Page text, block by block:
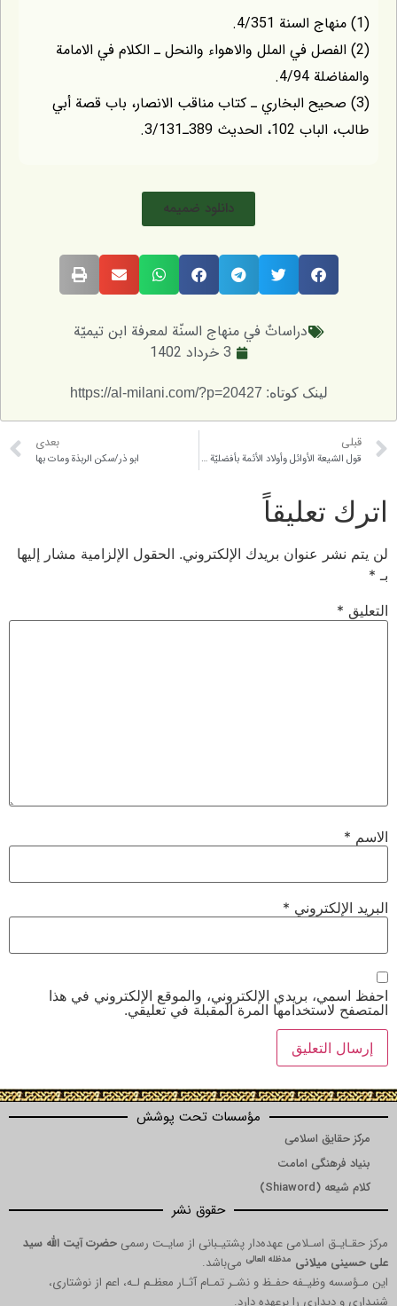
(1) منهاج السنة 4/351.
(2) الفصل في الملل والاهواء والنحل ـ الكلام في الامامة
والمفاضلة 4/94.
(3) صحيح البخاري ـ كتاب مناقب الانصار، باب قصة أبي
طالب، الباب 102، الحديث 389ـ3/131.
دانلود ضمیمه
دراساتٌ في منهاج السنّة لمعرفة ابن تيميّة
3 خرداد 1402
لینک کوتاه: https://al-milani.com/?p=20427
قبلی
قول الشيعة الأوائل وأولاد الأئمة بأفضليّة أبي بكر وعمر
بعدی
ابو ذر/سكن الربذة ومات بها
اترك تعليقاً
لن يتم نشر عنوان بريدك الإلكتروني. الحقول الإلزامية مشار إليها
بـ *
التعليق *
الاسم *
البريد الإلكتروني *
احفظ اسمي، بريدي الإلكتروني، والموقع الإلكتروني في هذا
المتصفح لاستخدامها المرة المقبلة في تعليقي.
مؤسسات تحت پوشش
مرکز حقایق اسلامی
بنیاد فرهنگی امامت
کلام شیعه (Shiaword)
حقوق نشر
مرکز حقـایـق اسـلامی عهده‌دار پشتیـبانی از سایـت رسمی حضرت آیت الله سید
علی حسینی میلانی مدظله العالی می‌باشد.
این مـؤسسه وظیـفه حفـظ و نشـر تمـام آثـار معظـم لـه، اعم از نوشتاری،
شنیداری و دیداری را برعهده دارد.